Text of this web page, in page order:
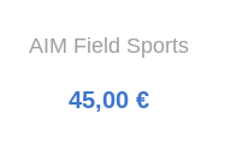
AIM Field Sports
45,00 €